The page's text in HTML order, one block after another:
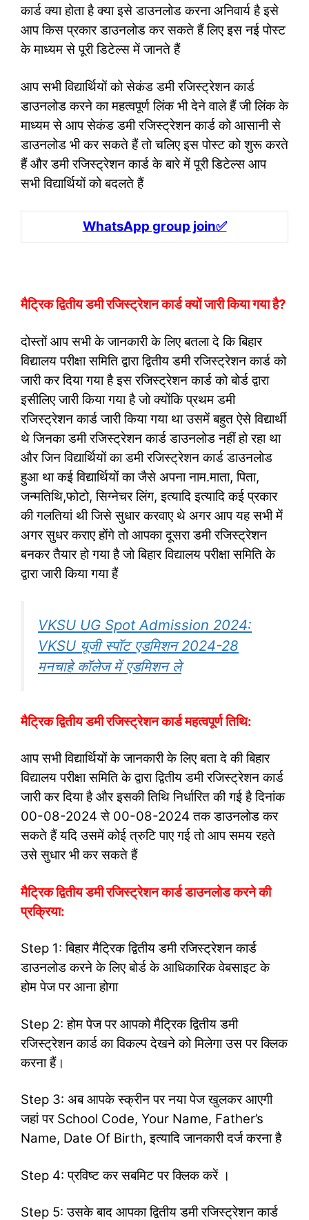
कार्ड क्या होता है क्या इसे डाउनलोड करना अनिवार्य है इसे
आप किस प्रकार डाउनलोड कर सकते हैं लिए इस नई पोस्ट
के माध्यम से पूरी डिटेल्स में जानते हैं
आप सभी विद्यार्थियों को सेकंड डमी रजिस्ट्रेशन कार्ड
डाउनलोड करने का महत्वपूर्ण लिंक भी देने वाले हैं जी लिंक के
माध्यम से आप सेकंड डमी रजिस्ट्रेशन कार्ड को आसानी से
डाउनलोड भी कर सकते हैं तो चलिए इस पोस्ट को शुरू करते
हैं और डमी रजिस्ट्रेशन कार्ड के बारे में पूरी डिटेल्स आप
सभी विद्यार्थियों को बदलते हैं
WhatsApp group join✅
मैट्रिक द्वितीय डमी रजिस्ट्रेशन कार्ड क्यों जारी किया गया है?
दोस्तों आप सभी के जानकारी के लिए बतला दे कि बिहार
विद्यालय परीक्षा समिति द्वारा द्वितीय डमी रजिस्ट्रेशन कार्ड को
जारी कर दिया गया है इस रजिस्ट्रेशन कार्ड को बोर्ड द्वारा
इसीलिए जारी किया गया है जो क्योंकि प्रथम डमी
रजिस्ट्रेशन कार्ड जारी किया गया था उसमें बहुत ऐसे विद्यार्थी
थे जिनका डमी रजिस्ट्रेशन कार्ड डाउनलोड नहीं हो रहा था
और जिन विद्यार्थियों का डमी रजिस्ट्रेशन कार्ड डाउनलोड
हुआ था कई विद्यार्थियों का जैसे अपना नाम.माता, पिता,
जन्मतिथि,फोटो, सिग्नेचर लिंग, इत्यादि इत्यादि कई प्रकार
की गलतियां थी जिसे सुधार करवाए थे अगर आप यह सभी में
अगर सुधर कराए होंगे तो आपका दूसरा डमी रजिस्ट्रेशन
बनकर तैयार हो गया है जो बिहार विद्यालय परीक्षा समिति के
द्वारा जारी किया गया हैं
VKSU UG Spot Admission 2024:
VKSU यूजी स्पॉट एडमिशन 2024-28
मनचाहे कॉलेज में एडमिशन ले
मैट्रिक द्वितीय डमी रजिस्ट्रेशन कार्ड महत्वपूर्ण तिथि:
आप सभी विद्यार्थियों के जानकारी के लिए बता दे की बिहार
विद्यालय परीक्षा समिति के द्वारा द्वितीय डमी रजिस्ट्रेशन कार्ड
जारी कर दिया है और इसकी तिथि निर्धारित की गई है दिनांक
00-08-2024 से 00-08-2024 तक डाउनलोड कर
सकते हैं यदि उसमें कोई त्रुटि पाए गई तो आप समय रहते
उसे सुधार भी कर सकते हैं
मैट्रिक द्वितीय डमी रजिस्ट्रेशन कार्ड डाउनलोड करने की
प्रक्रिया:
Step 1: बिहार मैट्रिक द्वितीय डमी रजिस्ट्रेशन कार्ड
डाउनलोड करने के लिए बोर्ड के आधिकारिक वेबसाइट के
होम पेज पर आना होगा
Step 2: होम पेज पर आपको मैट्रिक द्वितीय डमी
रजिस्ट्रेशन कार्ड का विकल्प देखने को मिलेगा उस पर क्लिक
करना हैं।
Step 3: अब आपके स्क्रीन पर नया पेज खुलकर आएगी
जहां पर School Code, Your Name, Father’s
Name, Date Of Birth, इत्यादि जानकारी दर्ज करना है
Step 4: प्रविष्ट कर सबमिट पर क्लिक करें ।
Step 5: उसके बाद आपका द्वितीय डमी रजिस्ट्रेशन कार्ड